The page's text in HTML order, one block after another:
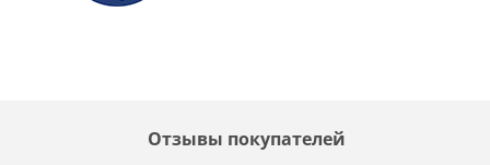
Отзывы покупателей